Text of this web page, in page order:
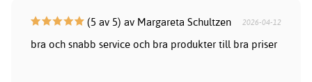
(5 av 5) av Margareta Schultzen 2026-04-12
bra och snabb service och bra produkter till bra priser